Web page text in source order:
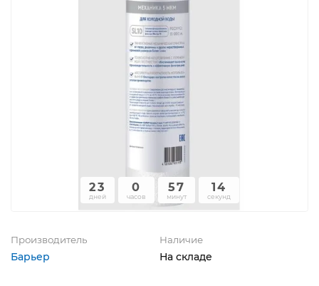
23
дней
0
часов
57
минут
14
секунд
Производитель
Барьер
Наличие
На складе